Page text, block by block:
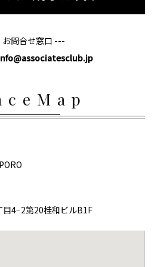
問合せ窓口 ---
4−2第20桂和ビルB1F